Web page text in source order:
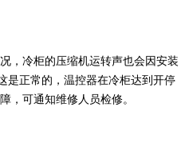
，冷柜的压缩机运转声也会因安装
是正常的，温控器在冷柜达到开停
，可通知维修人员检修。